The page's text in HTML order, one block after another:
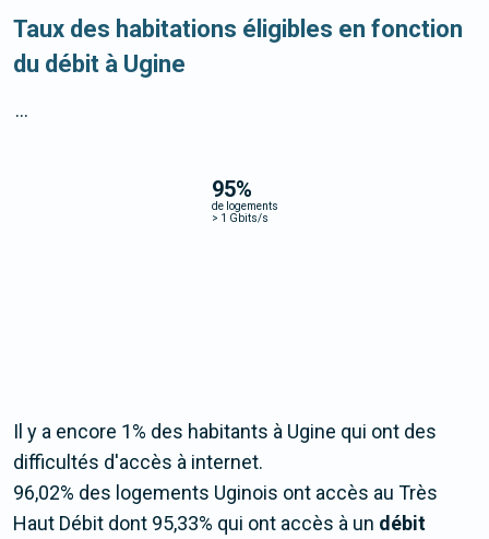
Taux des habitations éligibles en fonction
du débit à Ugine
95%
de logements
> 1 Gbits/s
...
Il y a encore 1% des habitants à Ugine qui ont des
difficultés d'accès à internet.
96,02% des logements Uginois ont accès au Très
Haut Débit dont 95,33% qui ont accès à un débit